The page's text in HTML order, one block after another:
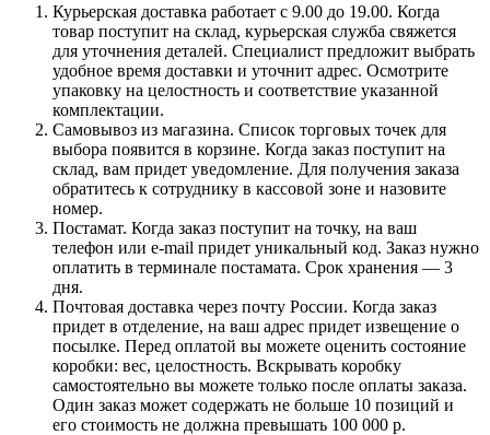
Курьерская доставка работает с 9.00 до 19.00. Когда
товар поступит на склад, курьерская служба свяжется
для уточнения деталей. Специалист предложит выбрать
удобное время доставки и уточнит адрес. Осмотрите
упаковку на целостность и соответствие указанной
комплектации.
Самовывоз из магазина. Список торговых точек для
выбора появится в корзине. Когда заказ поступит на
склад, вам придет уведомление. Для получения заказа
обратитесь к сотруднику в кассовой зоне и назовите
номер.
Постамат. Когда заказ поступит на точку, на ваш
телефон или e-mail придет уникальный код. Заказ нужно
оплатить в терминале постамата. Срок хранения — 3
дня.
Почтовая доставка через почту России. Когда заказ
придет в отделение, на ваш адрес придет извещение о
посылке. Перед оплатой вы можете оценить состояние
коробки: вес, целостность. Вскрывать коробку
самостоятельно вы можете только после оплаты заказа.
Один заказ может содержать не больше 10 позиций и
его стоимость не должна превышать 100 000 р.